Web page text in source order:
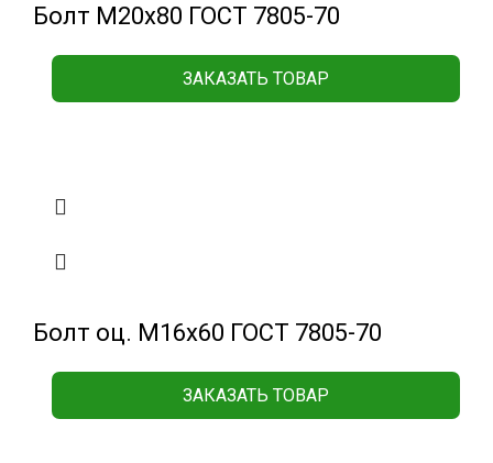
Болт М20х80 ГОСТ 7805-70
ЗАКАЗАТЬ ТОВАР
Болт оц. М16х60 ГОСТ 7805-70
ЗАКАЗАТЬ ТОВАР